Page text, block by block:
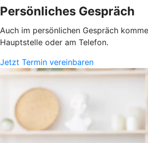
Persönliches Gespräch
Auch im persönlichen Gespräch
Hauptstelle oder am Telefon.
Jetzt Termin vereinbaren